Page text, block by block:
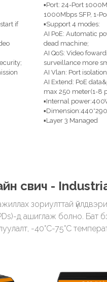
if
▪Port: 24-Port
1000Mbps SFP, 1-
▪Support 4 modes:
AI PoE: Automatic
dead machine;
AI QoS: Video
surveillance more
AI Vlan: Port
AI Extend: PoE
max 250 meter(1-8
▪Internal
▪Layer 3 Managed
свич -
зориулттай
д ашиглаж болно. Бат
-40°C-75°C